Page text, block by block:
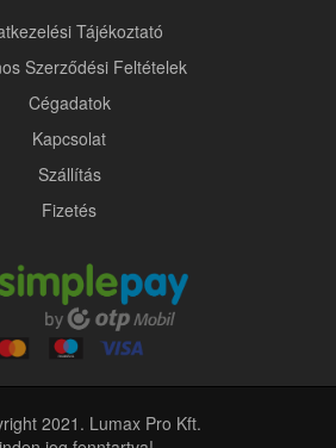
Tájékoztató
Szerződési Feltételek
Cégadatok
Kapcsolat
Szállítás
Fizetés
2021. Lumax Pro Kft.